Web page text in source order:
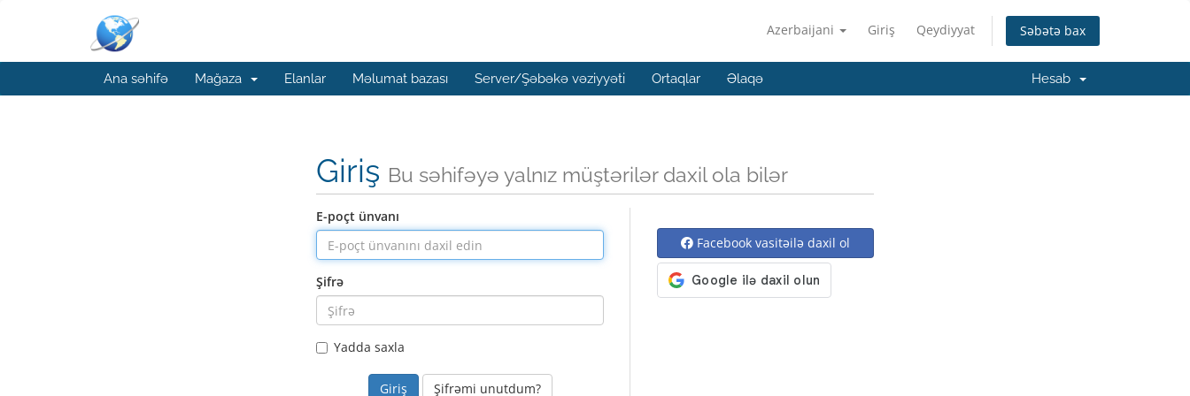
Azerbaijani Giriş Qeydiyyat Səbətə bax
Ana səhifə Mağaza Elanlar Məlumat bazası Server/Şəbəkə vəziyyəti Ortaqlar Əlaqə Hesab
Giriş Bu səhifəyə yalnız müştərilər daxil ola bilər
E-poçt ünvanı
Şifrə
Yadda saxla
Şifrəmi unutdum?
Facebook vasitəilə daxil ol